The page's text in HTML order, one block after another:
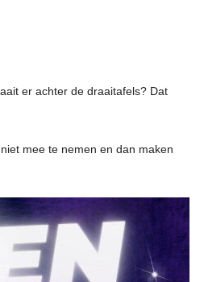
er achter de draaitafels? Dat
mee te nemen en dan maken